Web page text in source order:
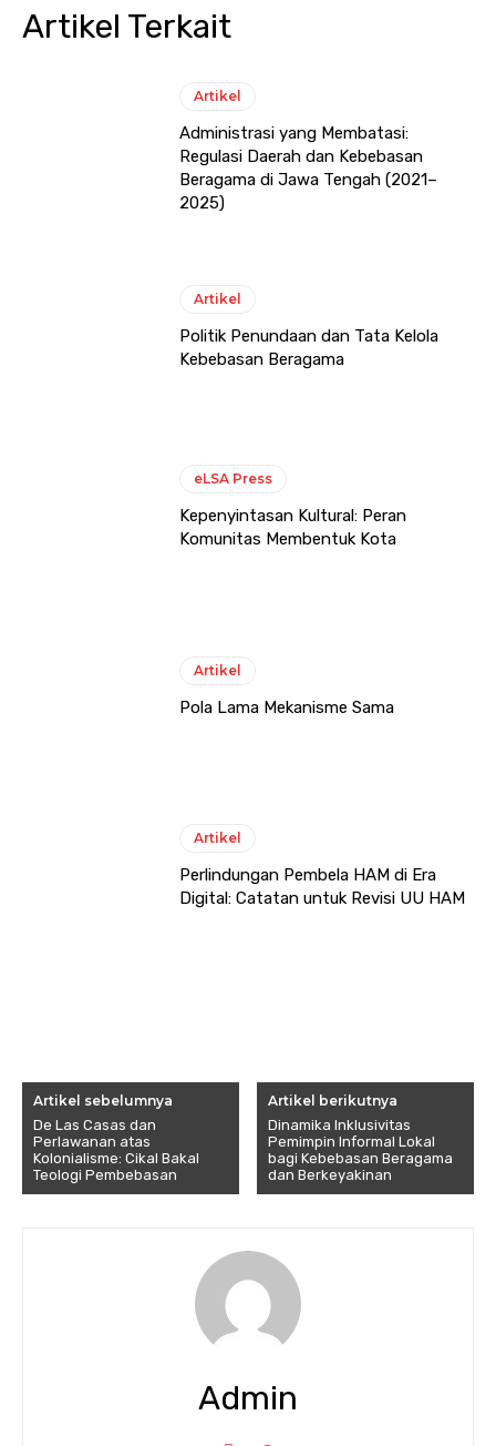
Artikel Terkait
Artikel
Administrasi yang Membatasi:
Regulasi Daerah dan Kebebasan
Beragama di Jawa Tengah (2021–
2025)
Artikel
Politik Penundaan dan Tata Kelola
Kebebasan Beragama
eLSA Press
Kepenyintasan Kultural: Peran
Komunitas Membentuk Kota
Artikel
Pola Lama Mekanisme Sama
Artikel
Perlindungan Pembela HAM di Era
Digital: Catatan untuk Revisi UU HAM
Artikel sebelumnya
De Las Casas dan
Perlawanan atas
Kolonialisme: Cikal Bakal
Teologi Pembebasan
Artikel berikutnya
Dinamika Inklusivitas
Pemimpin Informal Lokal
bagi Kebebasan Beragama
dan Berkeyakinan
Admin